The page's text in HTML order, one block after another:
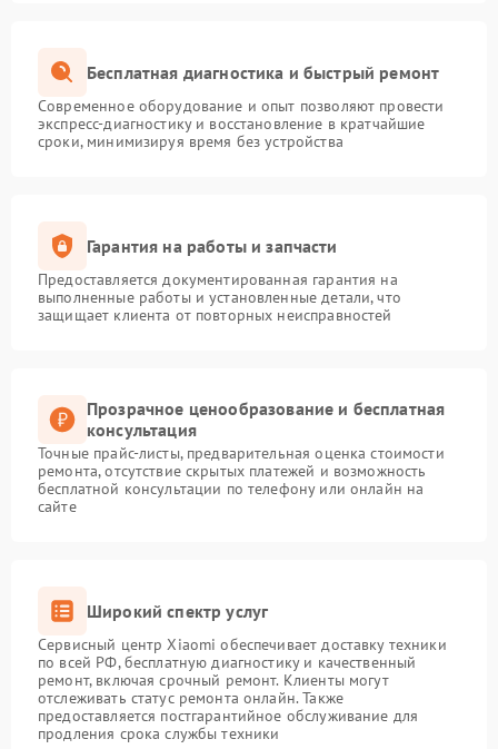
Бесплатная диагностика и быстрый ремонт
Современное оборудование и опыт позволяют провести
экспресс-диагностику и восстановление в кратчайшие
сроки, минимизируя время без устройства
Гарантия на работы и запчасти
Предоставляется документированная гарантия на
выполненные работы и установленные детали, что
защищает клиента от повторных неисправностей
Прозрачное ценообразование и бесплатная
консультация
Точные прайс-листы, предварительная оценка стоимости
ремонта, отсутствие скрытых платежей и возможность
бесплатной консультации по телефону или онлайн на
сайте
Широкий спектр услуг
Сервисный центр Xiaomi обеспечивает доставку техники
по всей РФ, бесплатную диагностику и качественный
ремонт, включая срочный ремонт. Клиенты могут
отслеживать статус ремонта онлайн. Также
предоставляется постгарантийное обслуживание для
продления срока службы техники